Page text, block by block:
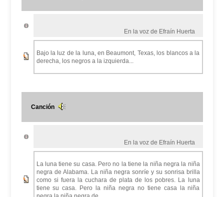
En la voz de Efraín Huerta
Bajo la luz de la luna, en Beaumont, Texas, los blancos a la
derecha, los negros a la izquierda...
Canción
En la voz de Efraín Huerta
La luna tiene su casa. Pero no la tiene la niña negra la niña
negra de Alabama. La niña negra sonríe y su sonrisa brilla
como si fuera la cuchara de plata de los pobres. La luna
tiene su casa. Pero la niña negra no tiene casa la niña